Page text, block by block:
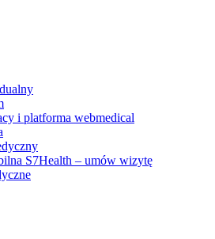
i platforma webmedical
S7Health – umów wizytę